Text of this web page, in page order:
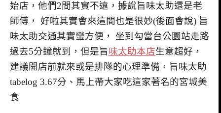
始店，他們2間其實不遠，據說旨味太助還是老
師傅， 好啦其實會來這間也是很妙(後面會說) 旨
味太助交通其實蠻方便， 坐到勾當台公園站走路
過去5分鐘就到，但是旨味太助本店生意超好，
建議開店前就來或是排隊的心理準備，旨味太助
tabelog 3.67分、馬上帶大家吃這家著名的宮城美
食